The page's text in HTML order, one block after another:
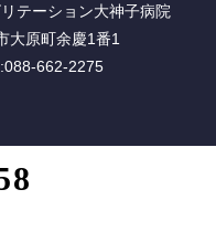
テーション大神子病院
原町余慶1番1
662-2275